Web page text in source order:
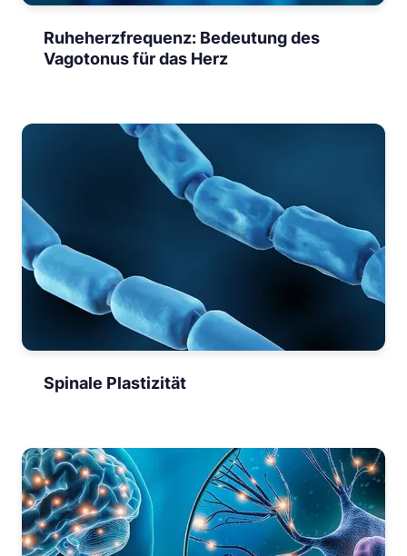
Ruheherzfrequenz: Bedeutung des
Vagotonus für das Herz
Spinale Plastizität